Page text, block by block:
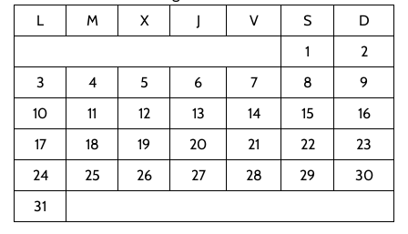
L
M X J V S
D
1
2
3
4 5 6 7 8
9
10
11 12 13 14 15
16
17
18 19 20 21 22
23
24
25 26 27 28 29
30
31